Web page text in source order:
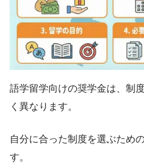
語学留学向けの奨学金は、制
く異なります。
自分に合った制度を選ぶため
す。